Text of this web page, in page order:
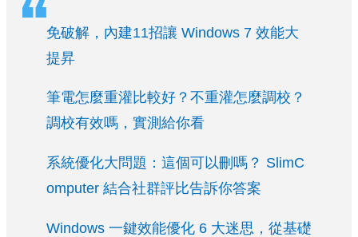
免破解，內建11招讓 Windows 7 效能大
提昇
筆電怎麼重灌比較好？不重灌怎麼調校？
調校有效嗎，實測給你看
系統優化大問題：這個可以刪嗎？ SlimC
omputer 結合社群評比告訴你答案
Windows 一鍵效能優化 6 大迷思，從基礎